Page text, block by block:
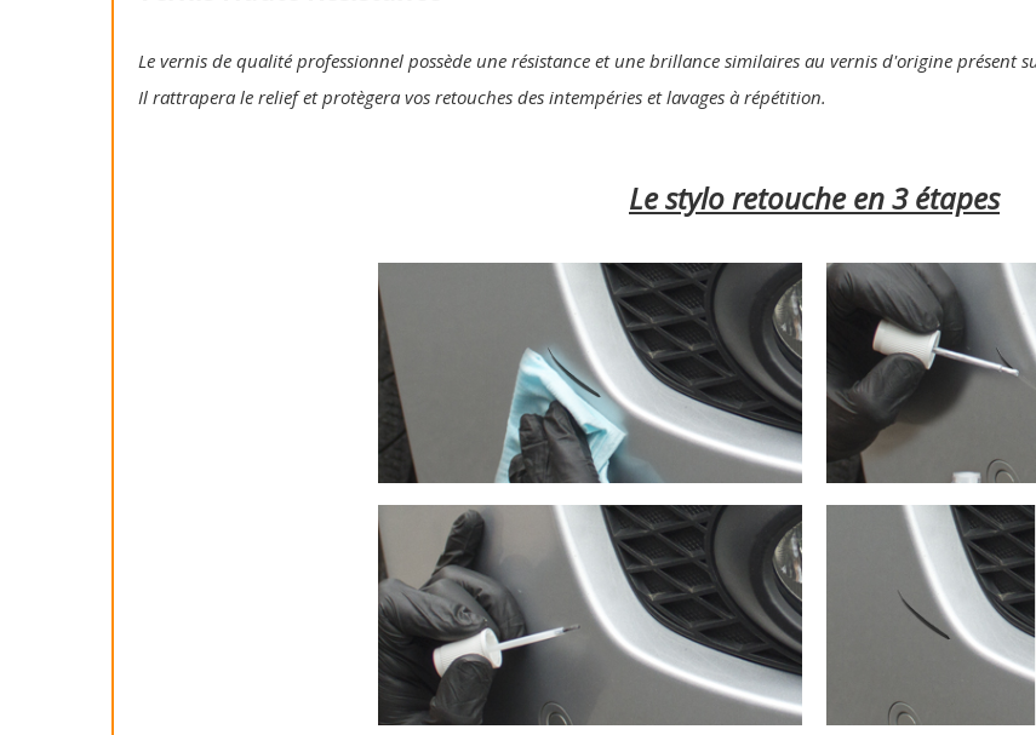
Le vernis de qualité professionnel possède une résistance et une brillance similaires au vernis d'origine présent
Il rattrapera le relief et protègera vos retouches des intempéries et lavages à répétition.
Le stylo retouche en 3 étapes